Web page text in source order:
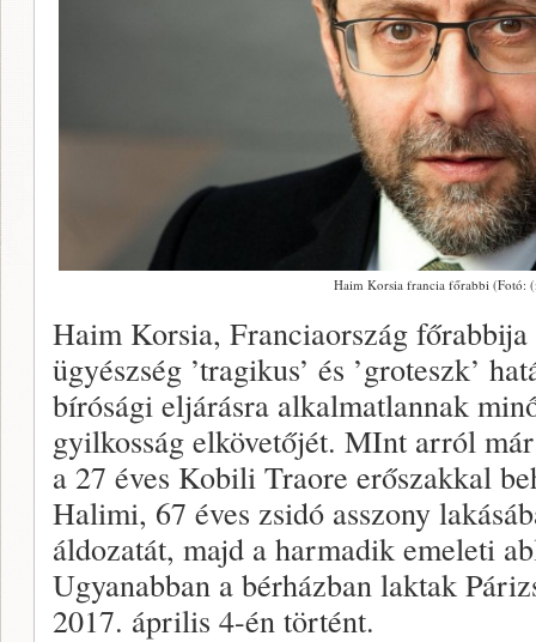
Haim Korsia francia főrabbi (Fotó:
Haim Korsia, Franciaország
ügyészség ’tragikus’ és ’groteszk’
bírósági eljárásra alkalmatlannak
gyilkosság elkövetőjét. MInt arról
a 27 éves Kobili Traore erőszakkal
Halimi, 67 éves zsidó asszony
áldozatát, majd a harmadik emeleti
Ugyanabban a bérházban laktak
2017. április 4-én történt.